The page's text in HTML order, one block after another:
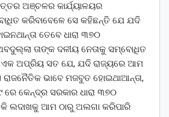
ଅଞ୍ଚଳର କାର୍ଯ୍ୟାଳୟର
କରିବାବେଳେ ସେ କହିଛନ୍ତି ଯେ ଯଦି
ତେବେ ଧାରା ୩୭୦
ତାଙ୍କ ଦଳୀୟ ନେତାକୁ ସମ୍ବୋଧିତ
ଏକ ଅପ୍ରିୟ ସତ ଯେ, ଯଦି ରାଜ୍ୟରେ ଆମ
ଭାବେ ମଜବୁତ ହୋଇଥାଆନ୍ତା,
କେନ୍ଦ୍ର ସରକାର ଧାରା ୩୭୦
କି ଲଦାଖକୁ ଆମ ଠାରୁ ଅଲଗା କରିପାରି